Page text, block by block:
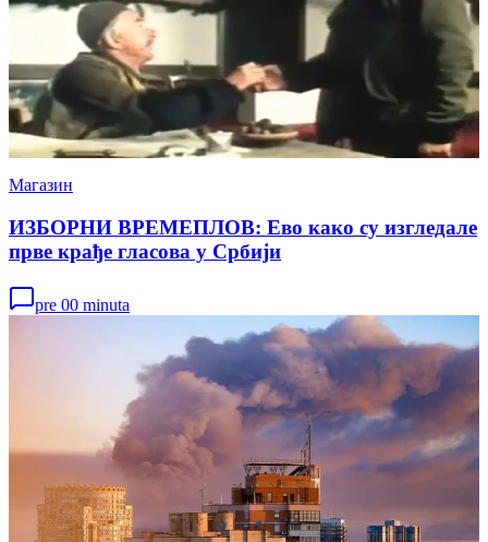
Магазин
ИЗБОРНИ ВРЕМЕПЛОВ: Ево како су изгледале
прве крађе гласова у Србији
pre 00 minuta